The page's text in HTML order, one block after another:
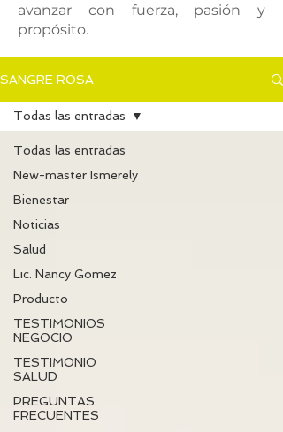
avanzar con fuerza, pasión y
propósito.
SANGRE ROSA
Todas las entradas
New-master Ismerely
Bienestar
Noticias
Salud
Lic. Nancy Gomez
Producto
TESTIMONIOS
NEGOCIO
TESTIMONIO
SALUD
PREGUNTAS
FRECUENTES
Todas las entradas